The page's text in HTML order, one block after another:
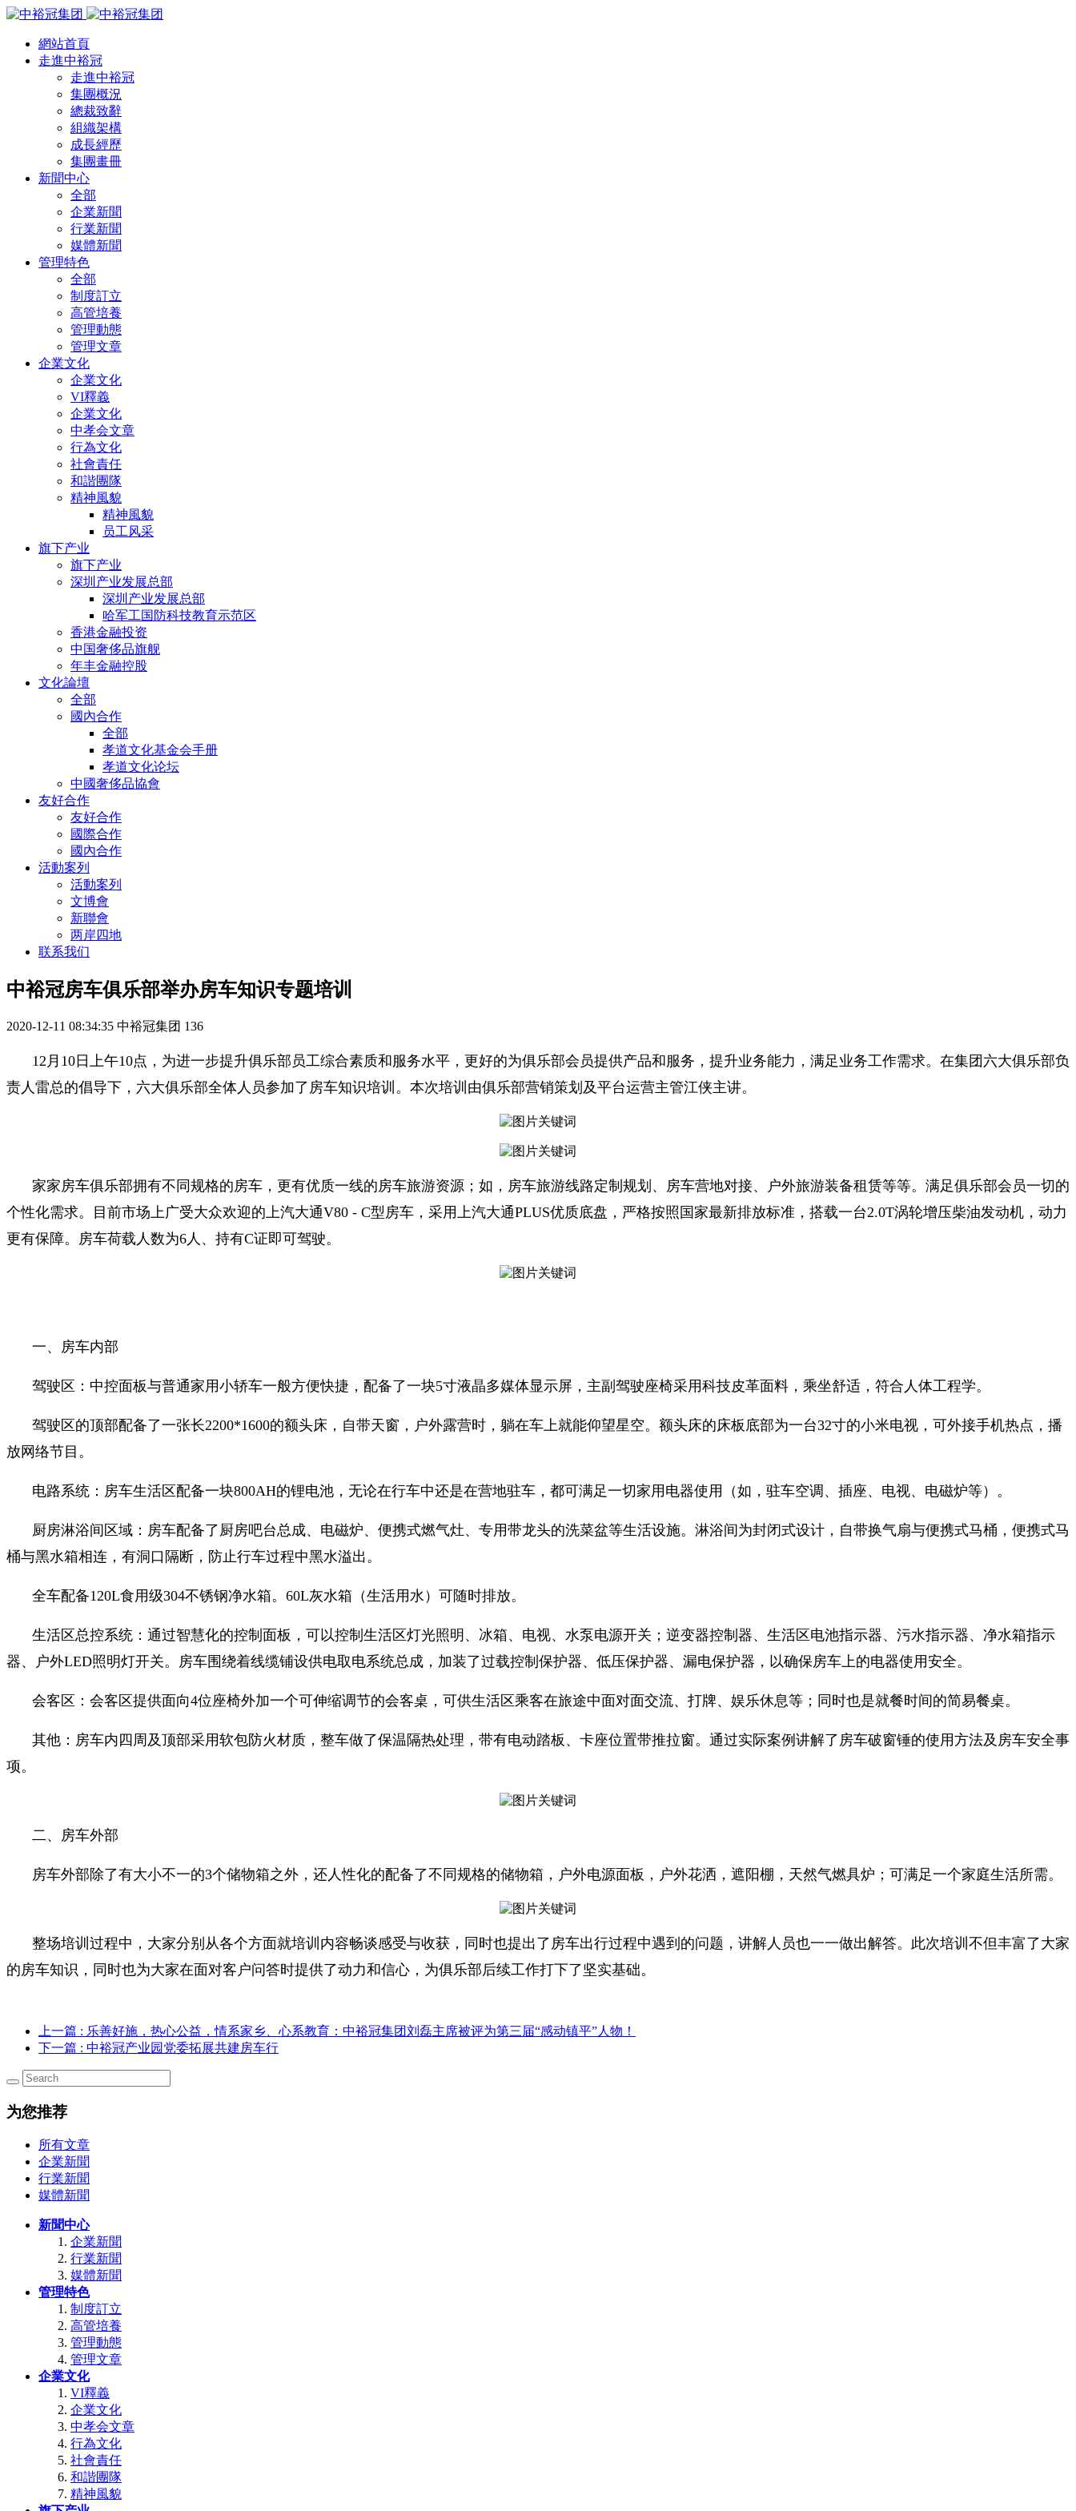
網站首頁
走進中裕冠
走進中裕冠
集團概況
總裁致辭
組織架構
成長經歷
集團畫冊
新聞中心
全部
企業新聞
行業新聞
媒體新聞
管理特色
全部
制度訂立
高管培養
管理動態
管理文章
企業文化
企業文化
VI釋義
企業文化
中孝会文章
行為文化
社會責任
和諧團隊
精神風貌
精神風貌
员工风采
旗下产业
旗下产业
深圳产业发展总部
深圳产业发展总部
哈军工国防科技教育示范区
香港金融投资
中国奢侈品旗舰
年丰金融控股
文化論壇
全部
國內合作
全部
孝道文化基金会手册
孝道文化论坛
中國奢侈品協會
友好合作
友好合作
國際合作
國內合作
活動案列
活動案列
文博會
新聯會
两岸四地
联系我们
中裕冠房车俱乐部举办房车知识专题培训
2020-12-11 08:34:35 中裕冠集团 136
12月10日上午10点，为进一步提升俱乐部员工综合素质和服务水平，更好的为俱乐部会员提供产品和服务，提升业务能力，满足业务工作需求。在集团六大俱乐部负
责人雷总的倡导下，六大俱乐部全体人员参加了房车知识培训。本次培训由俱乐部营销策划及平台运营主管江侠主讲。
家家房车俱乐部拥有不同规格的房车，更有优质一线的房车旅游资源；如，房车旅游线路定制规划、房车营地对接、户外旅游装备租赁等等。满足俱乐部会员一切的
个性化需求。目前市场上广受大众欢迎的上汽大通V80 - C型房车，采用上汽大通PLUS优质底盘，严格按照国家最新排放标准，搭载一台2.0T涡轮增压柴油发动机，动力
更有保障。房车荷载人数为6人、持有C证即可驾驶。
一、房车内部
驾驶区：中控面板与普通家用小轿车一般方便快捷，配备了一块5寸液晶多媒体显示屏，主副驾驶座椅采用科技皮革面料，乘坐舒适，符合人体工程学。
驾驶区的顶部配备了一张长2200*1600的额头床，自带天窗，户外露营时，躺在车上就能仰望星空。额头床的床板底部为一台32寸的小米电视，可外接手机热点，播
放网络节目。
电路系统：房车生活区配备一块800AH的锂电池，无论在行车中还是在营地驻车，都可满足一切家用电器使用（如，驻车空调、插座、电视、电磁炉等）。
厨房淋浴间区域：房车配备了厨房吧台总成、电磁炉、便携式燃气灶、专用带龙头的洗菜盆等生活设施。淋浴间为封闭式设计，自带换气扇与便携式马桶，便携式马
桶与黑水箱相连，有洞口隔断，防止行车过程中黑水溢出。
全车配备120L食用级304不锈钢净水箱。60L灰水箱（生活用水）可随时排放。
生活区总控系统：通过智慧化的控制面板，可以控制生活区灯光照明、冰箱、电视、水泵电源开关；逆变器控制器、生活区电池指示器、污水指示器、净水箱指示
器、户外LED照明灯开关。房车围绕着线缆铺设供电取电系统总成，加装了过载控制保护器、低压保护器、漏电保护器，以确保房车上的电器使用安全。
会客区：会客区提供面向4位座椅外加一个可伸缩调节的会客桌，可供生活区乘客在旅途中面对面交流、打牌、娱乐休息等；同时也是就餐时间的简易餐桌。
其他：房车内四周及顶部采用软包防火材质，整车做了保温隔热处理，带有电动踏板、卡座位置带推拉窗。通过实际案例讲解了房车破窗锤的使用方法及房车安全事
项。
二、房车外部
房车外部除了有大小不一的3个储物箱之外，还人性化的配备了不同规格的储物箱，户外电源面板，户外花洒，遮阳棚，天然气燃具炉；可满足一个家庭生活所需。
整场培训过程中，大家分别从各个方面就培训内容畅谈感受与收获，同时也提出了房车出行过程中遇到的问题，讲解人员也一一做出解答。此次培训不但丰富了大家
的房车知识，同时也为大家在面对客户问答时提供了动力和信心，为俱乐部后续工作打下了坚实基础。
上一篇 : 乐善好施，热心公益，情系家乡、心系教育：中裕冠集团刘磊主席被评为第三届“感动镇平”人物！
下一篇 : 中裕冠产业园党委拓展共建房车行
为您推荐
所有文章
企業新聞
行業新聞
媒體新聞
新聞中心
企業新聞
行業新聞
媒體新聞
管理特色
制度訂立
高管培養
管理動態
管理文章
企業文化
VI釋義
企業文化
中孝会文章
行為文化
社會責任
和諧團隊
精神風貌